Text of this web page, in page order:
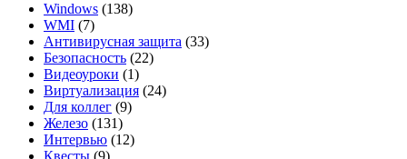
Windows (138)
WMI (7)
Антивирусная защита (33)
Безопасность (22)
Видеоуроки (1)
Виртуализация (24)
Для коллег (9)
Железо (131)
Интервью (12)
Квесты (9)